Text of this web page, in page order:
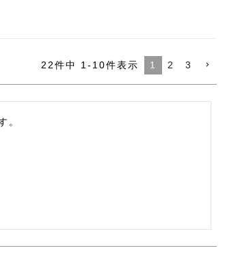
22件中 1- 10件表示 1 2 3
。